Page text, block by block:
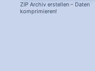
ZIP Archiv erstellen – Daten
komprimieren!